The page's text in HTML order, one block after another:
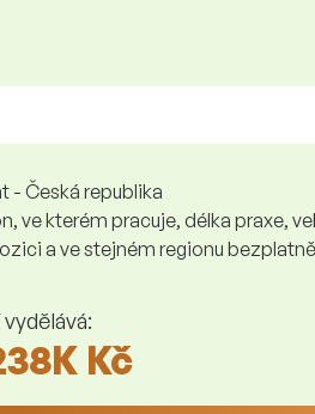
- Česká republika
ve kterém pracuje, délka praxe,
a ve stejném regionu
Kč